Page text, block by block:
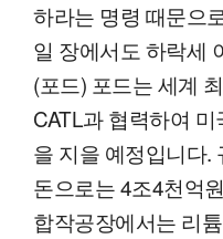
하라는 명령 때문으
일 장에서도 하락세
(포드) 포드는 세계
CATL과 협력하여
을 지을 예정입니다.
돈으로는 4조4천억
합작공장에서는 리